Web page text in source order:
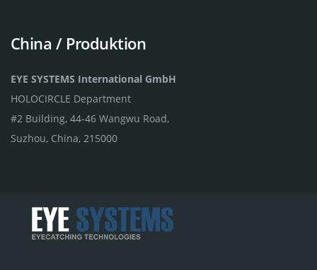
China / Produktion
EYE SYSTEMS International GmbH
HOLOCIRCLE Department
#2 Building, 44-46 Wangwu Road,
Suzhou, China, 215000